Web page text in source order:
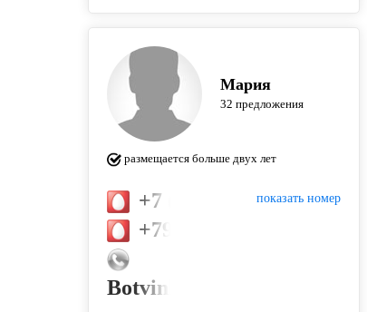
Мария
32 предложения
размещается больше двух лет
показать номер
+7 (989) 831-28-38
+79152224762
Botvinkina1998@yandex.ru